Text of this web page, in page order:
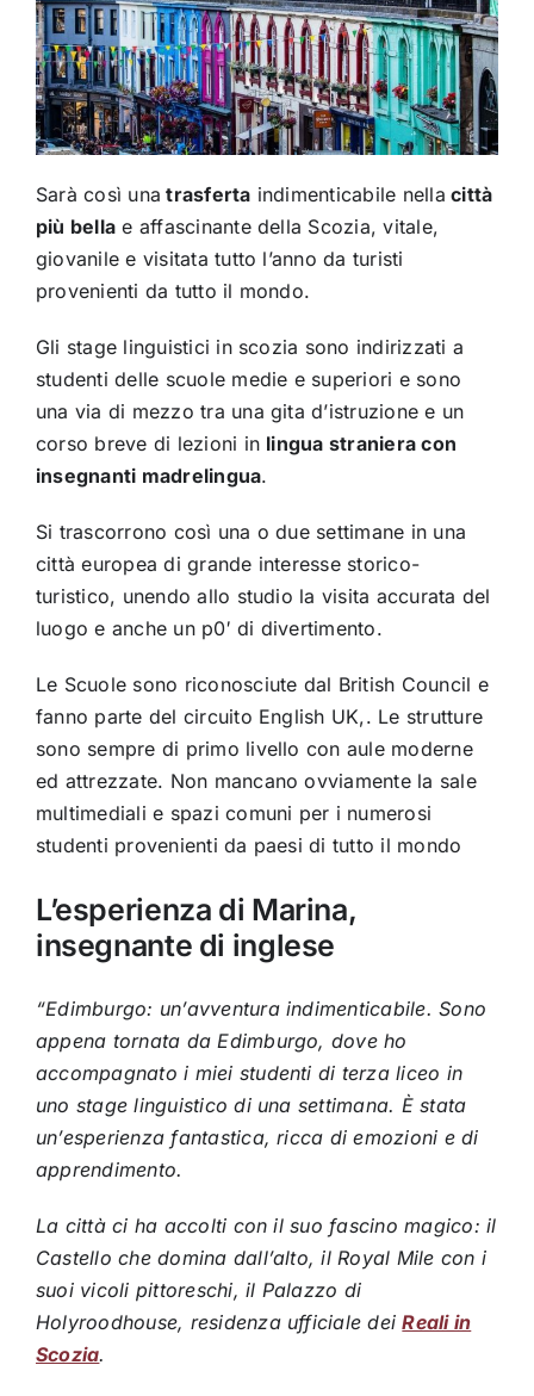
Sarà così una trasferta indimenticabile nella città
più bella e affascinante della Scozia, vitale,
giovanile e visitata tutto l’anno da turisti
provenienti da tutto il mondo.
Gli stage linguistici in scozia sono indirizzati a
studenti delle scuole medie e superiori e sono
una via di mezzo tra una gita d’istruzione e un
corso breve di lezioni in lingua straniera con
insegnanti madrelingua.
Si trascorrono così una o due settimane in una
città europea di grande interesse storico-
turistico, unendo allo studio la visita accurata del
luogo e anche un p0′ di divertimento.
Le Scuole sono riconosciute dal British Council e
fanno parte del circuito English UK,. Le strutture
sono sempre di primo livello con aule moderne
ed attrezzate. Non mancano ovviamente la sale
multimediali e spazi comuni per i numerosi
studenti provenienti da paesi di tutto il mondo
L’esperienza di Marina,
insegnante di inglese
“Edimburgo: un’avventura indimenticabile.Sono
appena tornata da Edimburgo, dove ho
accompagnato i miei studenti di terza liceo in
uno stage linguistico di una settimana. È stata
un’esperienza fantastica, ricca di emozioni e di
apprendimento.
La città ci ha accolti con il suo fascino magico: il
Castello che domina dall’alto, il Royal Mile con i
suoi vicoli pittoreschi, il Palazzo di
Holyroodhouse, residenza ufficiale deiReali in
Scozia.